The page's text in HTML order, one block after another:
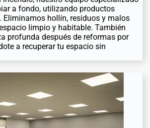
a fondo, utilizando productos
Eliminamos hollín, residuos y malos
limpio y habitable. También
profunda después de reformas por
a recuperar tu espacio sin